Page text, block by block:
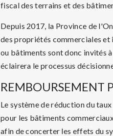
fiscal des terrains et des
Depuis 2017, la Province de
des propriétés commerciales et
ou bâtiments sont donc invités
éclairera le processus
REMBOURSEMENT
Le système de réduction du
pour les bâtiments
afin de concerter les effets du